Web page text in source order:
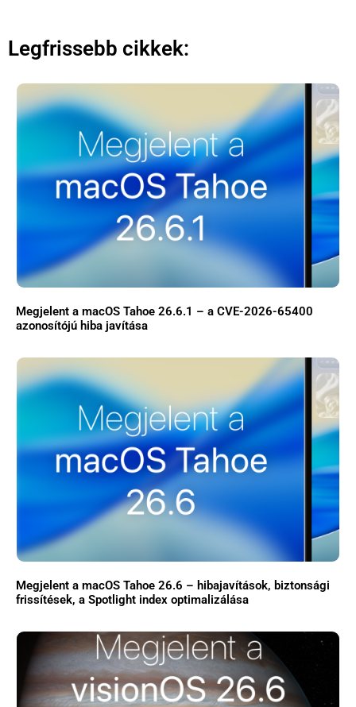
Legfrissebb cikkek:
Megjelent a macOS Tahoe 26.6.1 – a CVE-2026-65400
azonosítójú hiba javítása
Megjelent a macOS Tahoe 26.6 – hibajavítások, biztonsági
frissítések, a Spotlight index optimalizálása